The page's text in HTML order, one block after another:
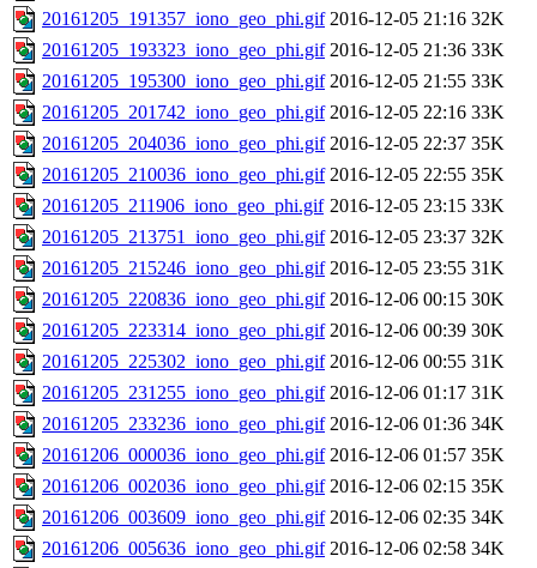
20161205_191357_iono_geo_phi.gif 2016-12-05 21:16 32K
20161205_193323_iono_geo_phi.gif 2016-12-05 21:36 33K
20161205_195300_iono_geo_phi.gif 2016-12-05 21:55 33K
20161205_201742_iono_geo_phi.gif 2016-12-05 22:16 33K
20161205_204036_iono_geo_phi.gif 2016-12-05 22:37 35K
20161205_210036_iono_geo_phi.gif 2016-12-05 22:55 35K
20161205_211906_iono_geo_phi.gif 2016-12-05 23:15 33K
20161205_213751_iono_geo_phi.gif 2016-12-05 23:37 32K
20161205_215246_iono_geo_phi.gif 2016-12-05 23:55 31K
20161205_220836_iono_geo_phi.gif 2016-12-06 00:15 30K
20161205_223314_iono_geo_phi.gif 2016-12-06 00:39 30K
20161205_225302_iono_geo_phi.gif 2016-12-06 00:55 31K
20161205_231255_iono_geo_phi.gif 2016-12-06 01:17 31K
20161205_233236_iono_geo_phi.gif 2016-12-06 01:36 34K
20161206_000036_iono_geo_phi.gif 2016-12-06 01:57 35K
20161206_002036_iono_geo_phi.gif 2016-12-06 02:15 35K
20161206_003609_iono_geo_phi.gif 2016-12-06 02:35 34K
20161206_005636_iono_geo_phi.gif 2016-12-06 02:58 34K